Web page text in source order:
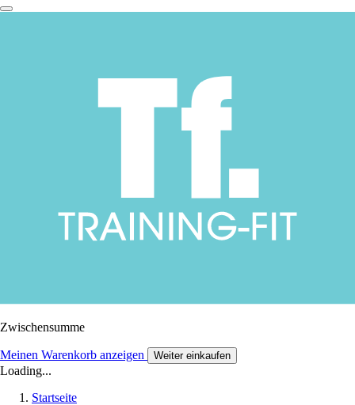
Zwischensumme
Meinen Warenkorb anzeigen Weiter einkaufen
Loading...
Startseite